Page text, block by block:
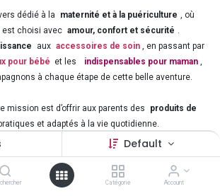
Default
Catégorie Account
dédié à la maternité et à la puériculture
, où
choisi avec amour, confort et sécurité
aux accessoires de soin
, en passant par
pour bébé et les indispensables pour maman
à chaque étape de cette belle aventure.
mission est d’offrir aux parents des
produits de
pratiques et adaptés à la vie quotidienne.
l’arrivée de votre enfant grâce à notre
bébé et maman , au meilleur rapport qualité-prix.
– Confort – Sécurité – Amour : tout ce qu’il